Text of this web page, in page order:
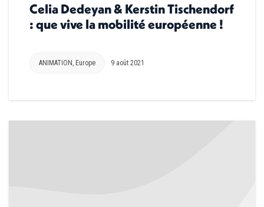
Celia Dedeyan & Kerstin Tischendorf
: que vive la mobilité européenne !
ANIMATION , Europe 9 août 2021